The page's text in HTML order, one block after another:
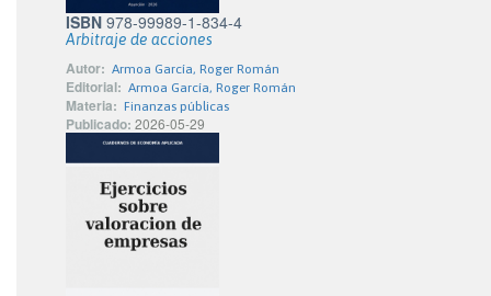
ISBN 978-99989-1-834-4
Arbitraje de acciones
Autor: Armoa García, Roger Román
Editorial: Armoa García, Roger Román
Materia: Finanzas públicas
Publicado: 2026-05-29